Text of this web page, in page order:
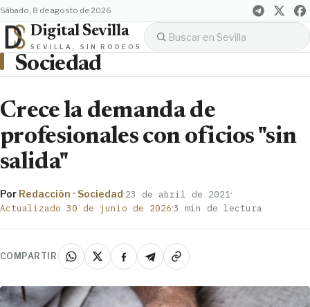
sábado, 8 de agosto de 2026
Digital Sevilla
SEVILLA, SIN RODEOS
Sociedad
Crece la demanda de
profesionales con oficios "sin
salida"
Por Redacción · Sociedad·23 de abril de 2021 ·
Actualizado 30 de junio de 2026·3 min de lectura
COMPARTIR